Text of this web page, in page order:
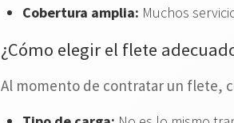
Cobertura amplia: Muchos
¿Cómo elegir el flete
Al momento de contratar un flete,